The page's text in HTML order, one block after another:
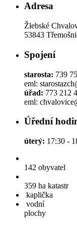
Adresa
Žlebské
53843
Spojení
starosta: 739
eml:
úřad: 773 212
eml:
Úřední
úterý: 17:30 -
142 obyvatel
359 ha katastr
kaplička
vodní
plochy